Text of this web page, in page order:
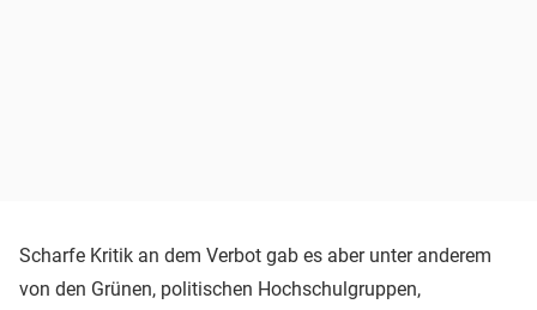
Scharfe Kritik an dem Verbot gab es aber unter anderem
von den Grünen, politischen Hochschulgruppen,